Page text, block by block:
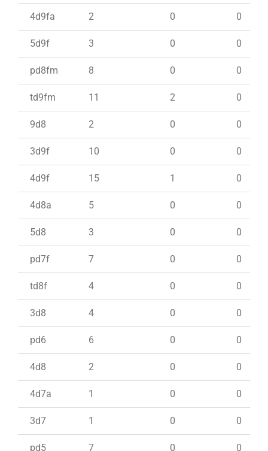
4d9fa 2 0 0
5d9f 3 0 0
pd8fm 8 0 0
td9fm 11 2 0
9d8 2 0 0
3d9f 10 0 0
4d9f 15 1 0
4d8a 5 0 0
5d8 3 0 0
pd7f 7 0 0
td8f 4 0 0
3d8 4 0 0
pd6 6 0 0
4d8 2 0 0
4d7a 1 0 0
3d7 1 0 0
pd5 7 0 0